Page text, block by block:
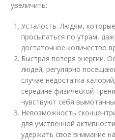
увеличить:
Усталость. Людям,
просыпаться по утрам,
достаточное количество
Быстрая потеря энергии.
людей, регулярно
случае недостатка
середине физической
чувствуют себя
Невозможность
для умственной
удержать свое внимание